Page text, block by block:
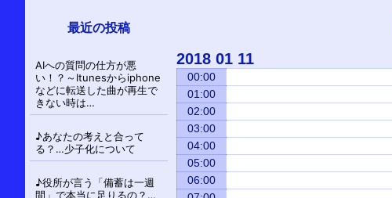
ゲ
ー
シ
ョ
ン
2018 01 11
00:00
01:00
02:00
03:00
04:00
05:00
06:00
最近の投稿
AIへの質問の仕方が悪
い！？～Itunesからiphone
などに転送した曲が再生で
きない時は…
♪あなたの考えと合って
る？…少子化について
♪役所が言う「備蓄は一週
間」で本当に足りるの？…